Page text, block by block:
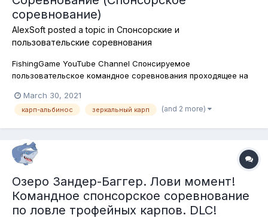
соревнование)
AlexSoft posted a topic in Спонсорские и
пользовательские соревнования
FishingGame YouTube Channel Спонсируемое
пользовательское командное соревнования проходящее на
необходимо ловить все виды и формы Карпов. Победит
команда поймавшая суммарно больший вес. Так же это
March 30, 2021
карп-альбинос зеркальный карп (and 2 more)
Озеро Зандер-Баггер. Лови момент!
Командное спонсорское соревнование
по ловле трофейных карпов. DLC!